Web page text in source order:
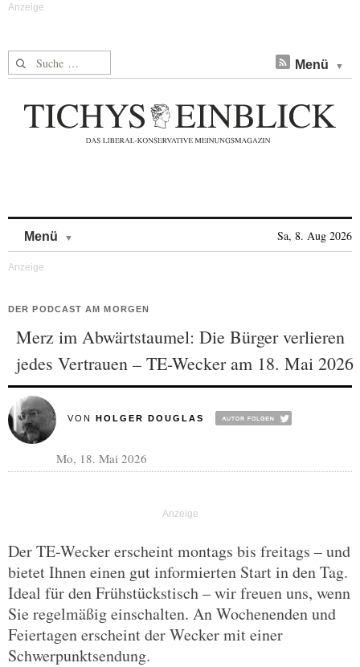
Suche nach: Menü
Menü Sa, 8. Aug 2026
DER PODCAST AM MORGEN
Merz im Abwärtstaumel: Die Bürger verlieren
jedes Vertrauen – TE-Wecker am 18. Mai 2026
VON HOLGER DOUGLAS
Mo, 18. Mai 2026
Der TE-Wecker erscheint montags bis freitags – und
bietet Ihnen einen gut informierten Start in den Tag.
Ideal für den Frühstückstisch – wir freuen uns, wenn
Sie regelmäßig einschalten. An Wochenenden und
Feiertagen erscheint der Wecker mit einer
Schwerpunktsendung.